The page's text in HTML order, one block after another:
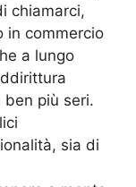
chiamarci,
in commercio
a lungo
più seri.
sia di